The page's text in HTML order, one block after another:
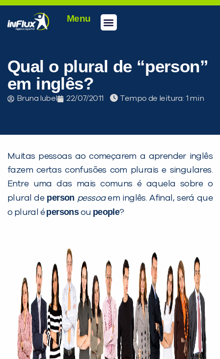
Menu
Qual o plural de “person”
em inglês?
Bruna Iubel 22/07/2011 Tempo de leitura:
Muitas pessoas ao começarem a aprender inglês
fazem certas confusões com plurais e singulares.
Entre uma das mais comuns é aquela sobre o
plural de person pessoaem inglês. Afinal, será que
o plural épersonsou people?